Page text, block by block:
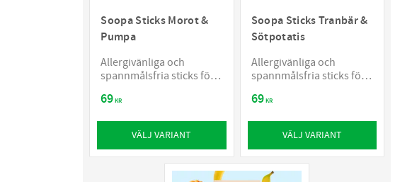
Soopa Sticks Morot &
Pumpa
Allergivänliga och
spannmålsfria sticks för
69KR
VÄLJ VARIANT
Soopa Sticks Tranbär &
Sötpotatis
Allergivänliga och
spannmålsfria sticks för
69KR
VÄLJ VARIANT